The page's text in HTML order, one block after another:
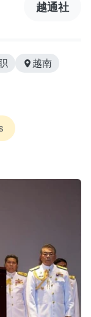
越通社
越南